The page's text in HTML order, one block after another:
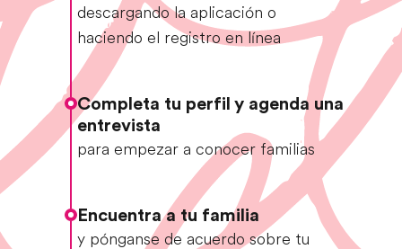
descargando la aplicación o
haciendo el registro en línea
Completa tu perfil y agenda una
entrevista
para empezar a conocer familias
Encuentra a tu familia
y pónganse de acuerdo sobre tu